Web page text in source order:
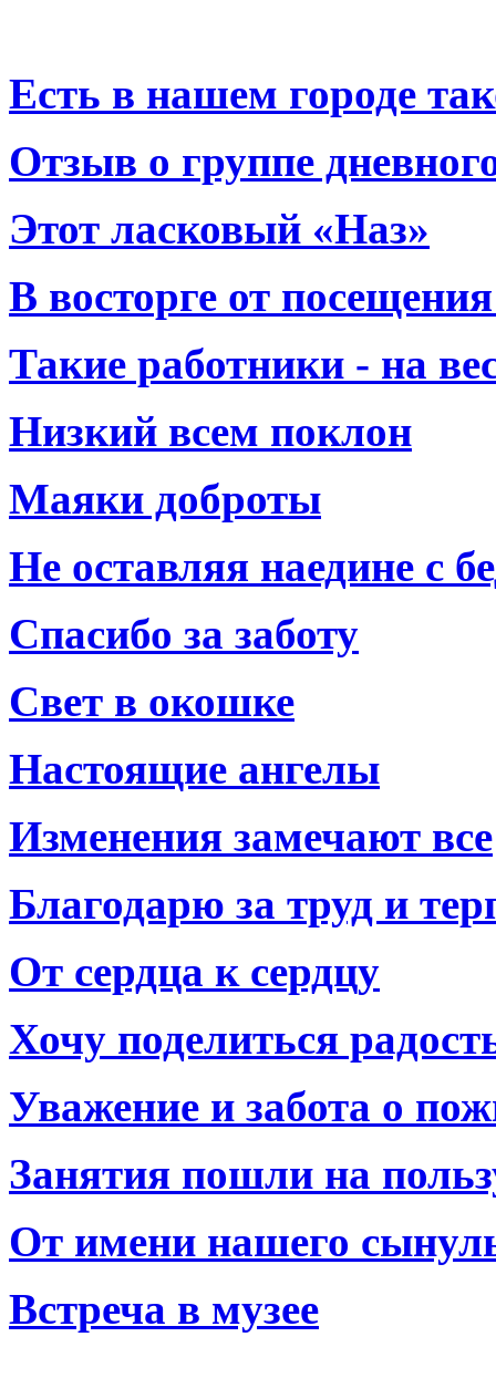
Есть в нашем городе
Отзыв о группе
Этот ласковый «Наз»
В восторге от
Такие работники - на
Низкий всем поклон
Маяки доброты
Не оставляя наедине с
Спасибо за заботу
Свет в окошке
Настоящие ангелы
Изменения замечают все
Благодарю за труд и
От сердца к сердцу
Хочу поделиться
Уважение и забота о
Занятия пошли на
От имени нашего
Встреча в музее